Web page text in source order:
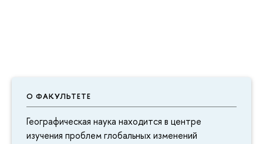
О ФАКУЛЬТЕТЕ
Географическая наука находится в центре
изучения проблем глобальных изменений